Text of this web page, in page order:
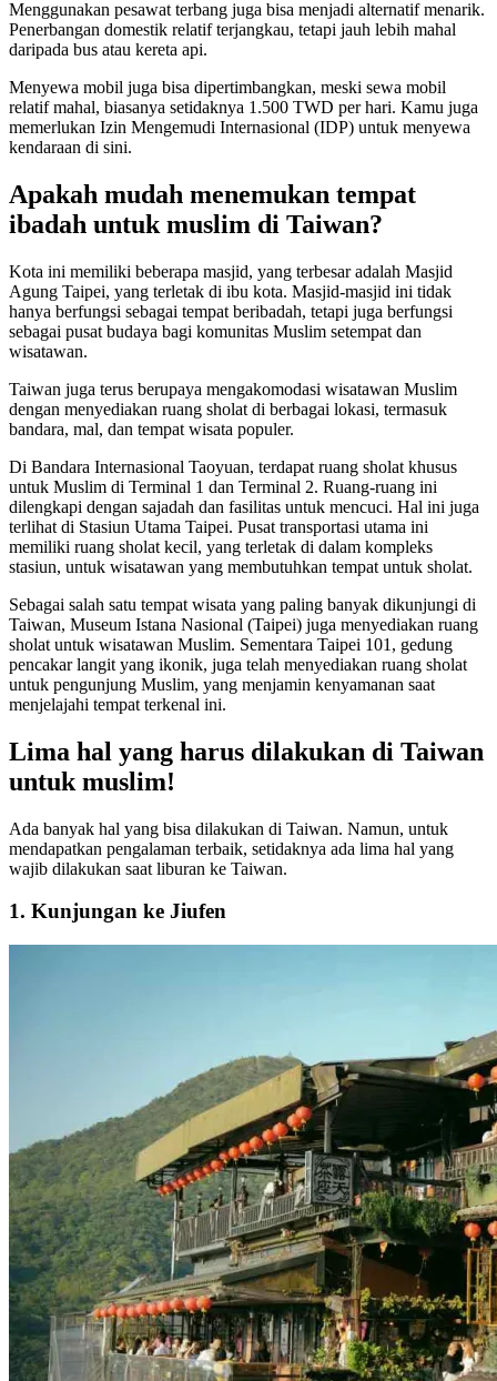
Menggunakan pesawat terbang juga bisa menjadi alternatif menarik.
Penerbangan domestik relatif terjangkau, tetapi jauh lebih mahal
daripada bus atau kereta api.
Menyewa mobil juga bisa dipertimbangkan, meski sewa mobil
relatif mahal, biasanya setidaknya 1.500 TWD per hari. Kamu juga
memerlukan Izin Mengemudi Internasional (IDP) untuk menyewa
kendaraan di sini.
Apakah mudah menemukan tempat
ibadah untuk muslim di Taiwan?
Kota ini memiliki beberapa masjid, yang terbesar adalah Masjid
Agung Taipei, yang terletak di ibu kota. Masjid-masjid ini tidak
hanya berfungsi sebagai tempat beribadah, tetapi juga berfungsi
sebagai pusat budaya bagi komunitas Muslim setempat dan
wisatawan.
Taiwan juga terus berupaya mengakomodasi wisatawan Muslim
dengan menyediakan ruang sholat di berbagai lokasi, termasuk
bandara, mal, dan tempat wisata populer.
Di Bandara Internasional Taoyuan, terdapat ruang sholat khusus
untuk Muslim di Terminal 1 dan Terminal 2. Ruang-ruang ini
dilengkapi dengan sajadah dan fasilitas untuk mencuci. Hal ini juga
terlihat di Stasiun Utama Taipei. Pusat transportasi utama ini
memiliki ruang sholat kecil, yang terletak di dalam kompleks
stasiun, untuk wisatawan yang membutuhkan tempat untuk sholat.
Sebagai salah satu tempat wisata yang paling banyak dikunjungi di
Taiwan, Museum Istana Nasional (Taipei) juga menyediakan ruang
sholat untuk wisatawan Muslim. Sementara Taipei 101, gedung
pencakar langit yang ikonik, juga telah menyediakan ruang sholat
untuk pengunjung Muslim, yang menjamin kenyamanan saat
menjelajahi tempat terkenal ini.
Lima hal yang harus dilakukan di Taiwan
untuk muslim!
Ada banyak hal yang bisa dilakukan di Taiwan. Namun, untuk
mendapatkan pengalaman terbaik, setidaknya ada lima hal yang
wajib dilakukan saat liburan ke Taiwan.
1. Kunjungan ke Jiufen